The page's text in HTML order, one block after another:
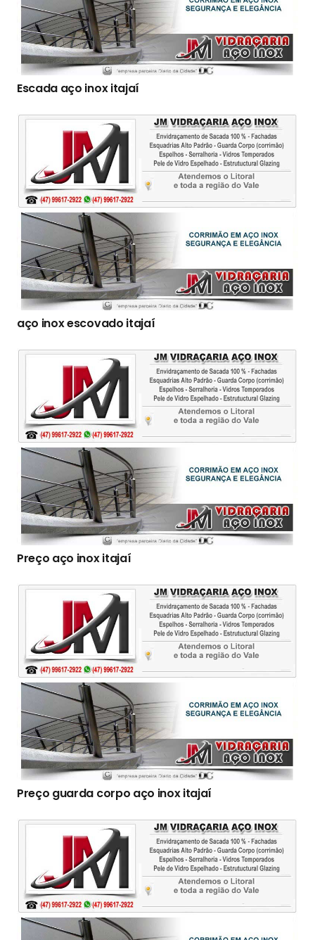
Escada aço inox itajaí
aço inox escovado itajaí
Preço aço inox itajaí
Preço guarda corpo aço inox itajaí